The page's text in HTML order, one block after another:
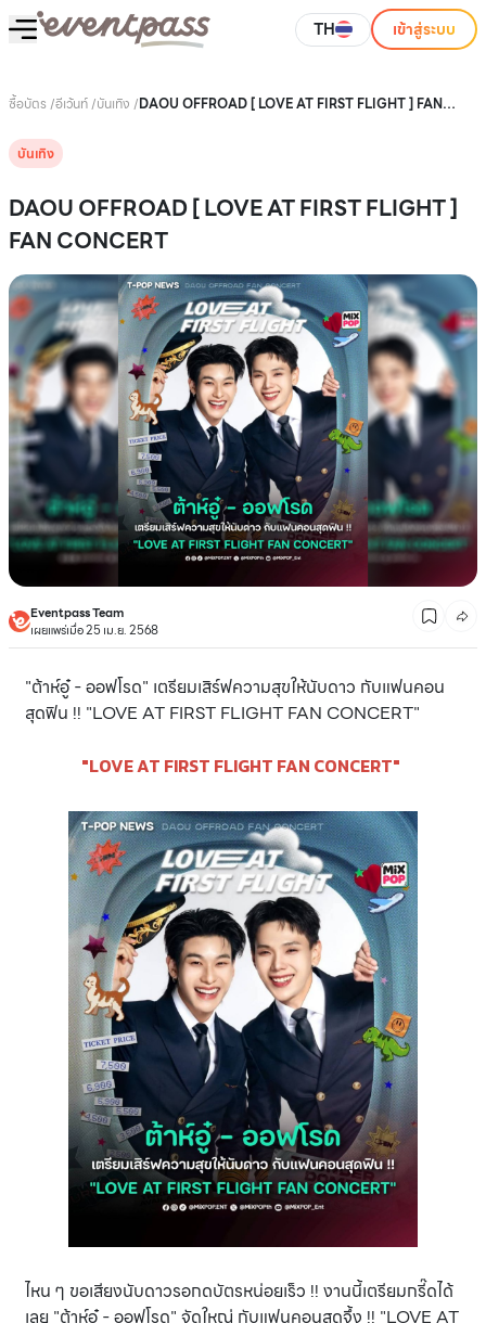
TH เข้าสู่ระบบ
ซื้อบัตร /อีเว้นท์/บันเทิง /DAOU OFFROAD [ LOVE AT FIRST FLIGHT ] FAN
บันเทิง
DAOU OFFROAD [ LOVE AT FIRST FLIGHT ]
FAN CONCERT
Eventpass Team
เผยแพร่เมื่อ 25 เม.ย. 2568
"ต้าห์อู๋ - ออฟโรด" เตรียมเสิร์ฟความสุขให้นับดาว กับแฟนคอน
สุดฟิน !! "LOVE AT FIRST FLIGHT FAN CONCERT"
"LOVE AT FIRST FLIGHT FAN CONCERT"
ไหน ๆ ขอเสียงนับดาวรอกดบัตรหน่อยเร็ว !! งานนี้เตรียมกรี๊ดได้
เลย "ต้าห์อู๋ - ออฟโรด" จัดใหญ่ กับแฟนคอนสุดจึ้ง !! "LOVE AT